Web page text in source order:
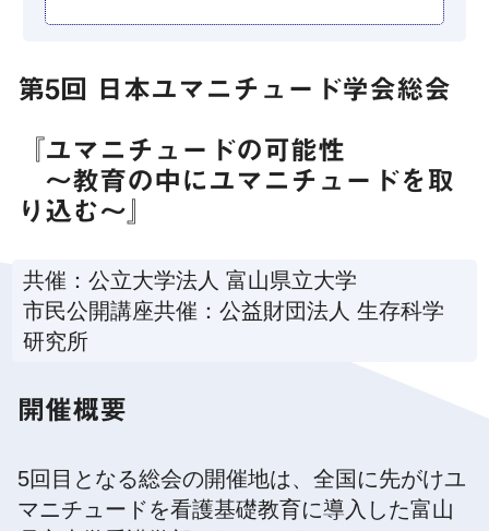
第5回 日本ユマニチュード学会総会
『ユマニチュードの可能性
〜教育の中にユマニチュードを取
り込む〜』
共催：公立大学法人 富山県立大学
市民公開講座共催：公益財団法人 生存科学
研究所
開催概要
5回目となる総会の開催地は、全国に先がけユ
マニチュードを看護基礎教育に導入した富山